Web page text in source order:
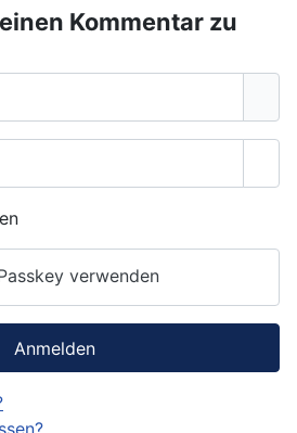
Kommentar zu
verwenden
Anmelden